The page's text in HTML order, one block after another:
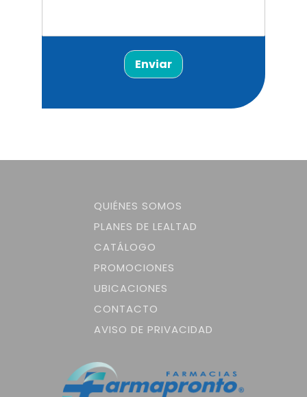
Enviar
QUIÉNES SOMOS
PLANES DE LEALTAD
CATÁLOGO
PROMOCIONES
UBICACIONES
CONTACTO
AVISO DE PRIVACIDAD